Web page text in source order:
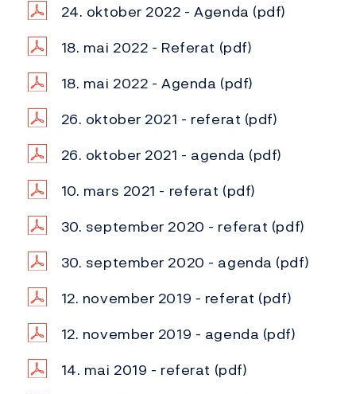
24. oktober 2022 - Agenda (pdf)
18. mai 2022 - Referat (pdf)
18. mai 2022 - Agenda (pdf)
26. oktober 2021 - referat (pdf)
26. oktober 2021 - agenda (pdf)
10. mars 2021 - referat (pdf)
30. september 2020 - referat (pdf)
30. september 2020 - agenda (pdf)
12. november 2019 - referat (pdf)
12. november 2019 - agenda (pdf)
14. mai 2019 - referat (pdf)